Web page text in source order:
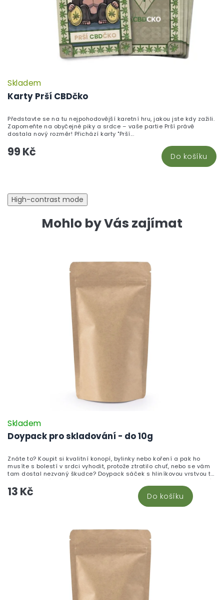
Karty Prší CBDčko
Skladem
99 Kč Do košíku
Představte se na tu nejpohodovější karetní hru, jakou jste kdy zažili.
Zapomeňte na obyčejné piky a srdce – vaše partie Prší právě
dostala nový rozměr! Přichází karty "Prší...
High-contrast mode
Mohlo by Vás zajímat
Doypack pro skladování - do 10g
Skladem
13 Kč Do košíku
Znáte to? Koupit si kvalitní konopí, bylinky nebo koření a pak ho
musíte s bolestí v srdci vyhodit, protože ztratilo chuť, nebo se vám
tam dostal nezvaný škudce? Doypack sáček s hliníkovou vrstvou to
změní! Chrání vaše oblíbené produkty jako bílá věž – před vlhkostí,
světlem i vzduchem. ZIP uzávěr, snadné otevření... a hlavně?
Vaše květy a sušené produkty zůstávají čerstvé mnohem déle! To je
pocit, co chcete! Tento doypack je ideální pro skladování až 10 g